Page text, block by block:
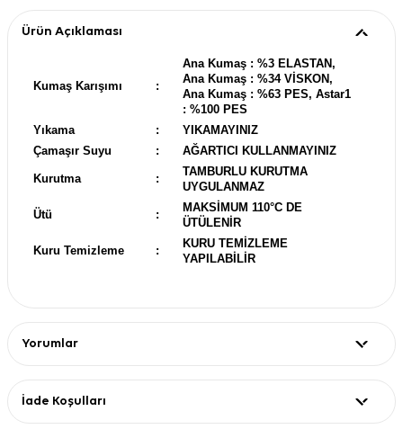
Ürün Açıklaması
Kumaş Karışımı :
Ana Kumaş : %3 ELASTAN,
Ana Kumaş : %34 VİSKON,
Ana Kumaş : %63 PES, Astar1
: %100 PES
Yıkama
:
YIKAMAYINIZ
Çamaşır Suyu
: AĞARTICI KULLANMAYINIZ
Kurutma :
TAMBURLU KURUTMA
UYGULANMAZ
Ütü :
MAKSİMUM 110°C DE
ÜTÜLENİR
Kuru Temizleme :
KURU TEMİZLEME
YAPILABİLİR
Yorumlar
İade Koşulları